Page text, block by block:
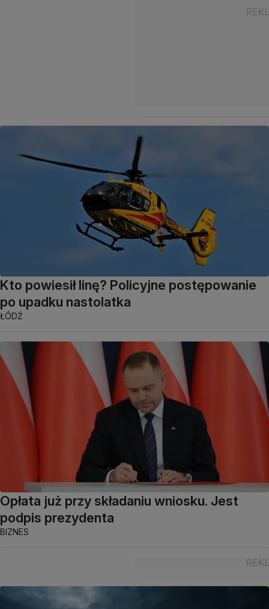
Kto powiesił linę? Policyjne postępowanie
po upadku nastolatka
ŁÓDŹ
Opłata już przy składaniu wniosku. Jest
podpis prezydenta
BIZNES